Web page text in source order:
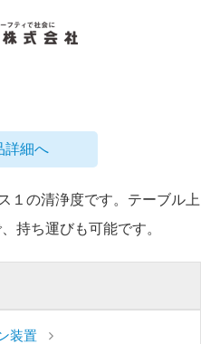
詳細へ
１の清浄度です。テーブル上
持ち運びも可能です。
装置